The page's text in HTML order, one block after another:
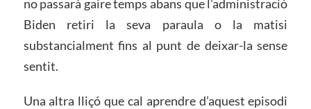
no passarà gaire temps abans que l’administració
Biden retiri la seva paraula o la matisi
substancialment fins al punt de deixar-la sense
sentit.
Una altra lliçó que cal aprendre d’aquest episodi